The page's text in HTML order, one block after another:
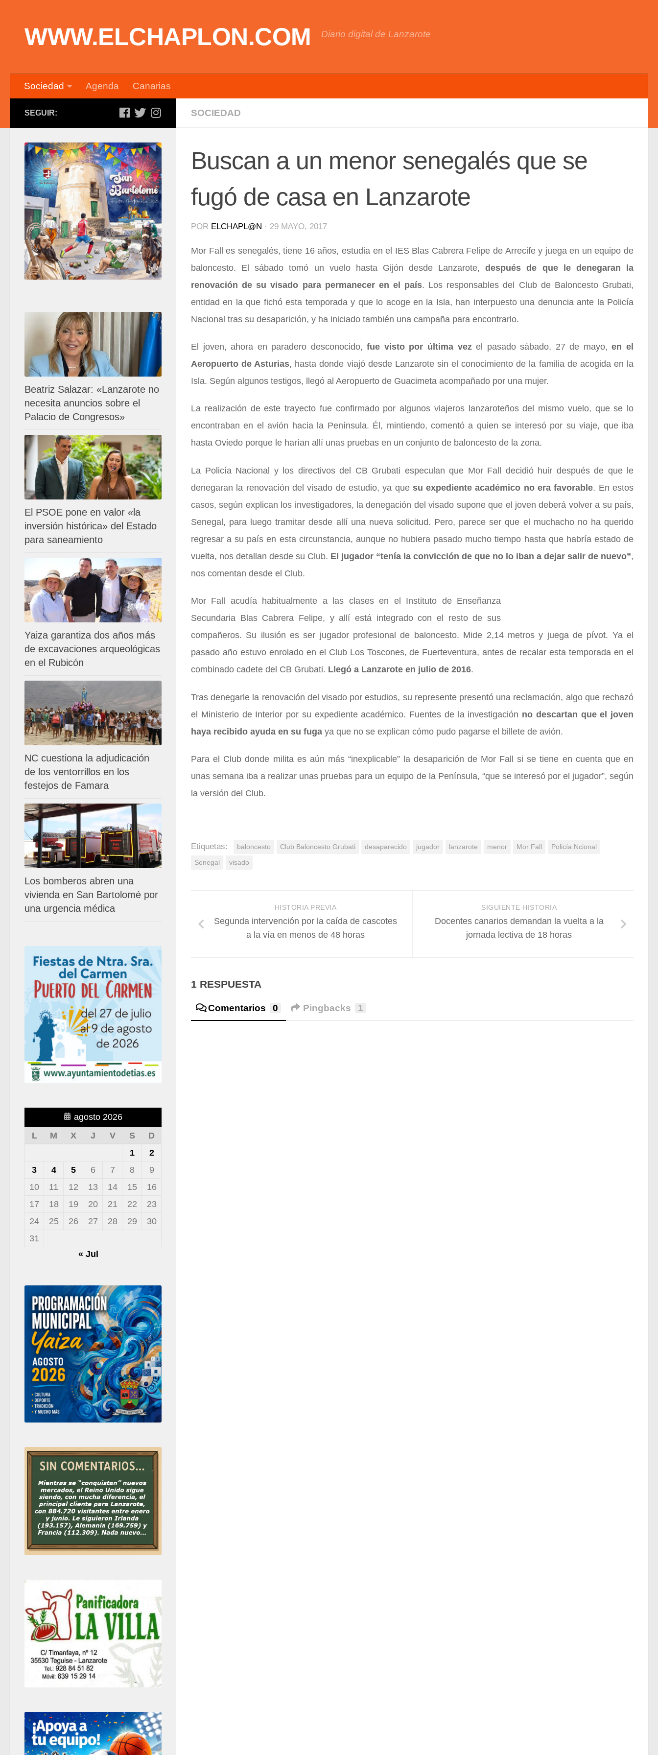
WWW.ELCHAPLON.COM Diario digital de Lanzarote
Sociedad Agenda Canarias
SOCIEDAD
Buscan a un menor senegalés que se
fugó de casa en Lanzarote
POR ELCHAPL@N · 29 MAYO, 2017
Mor Fall es senegalés, tiene 16 años, estudia en el IES Blas Cabrera Felipe de Arrecife y juega en un equipo de
baloncesto. El sábado tomó un vuelo hasta Gijón desde Lanzarote,después de que
le denegaran la
renovación de su visado para permanecer en el país. Los responsables del Club de Baloncesto Grubati,
entidad en la que fichó esta temporada y que lo acoge en la Isla, han interpuesto una denuncia ante la Policía
Nacional tras su desaparición, y ha iniciado también una campaña para encontrarlo.
El joven, ahora en paradero desconocido,fue visto por última vezel pasado sábado, 27 de mayo,en el
Aeropuerto de Asturias, hasta donde viajó desde Lanzarote sin el conocimiento de la familia de acogida en la
Isla. Según algunos testigos, llegó al Aeropuerto de Guacimeta acompañado por una mujer.
La realización de este trayecto fue confirmado por algunos viajeros lanzaroteños del mismo vuelo, que se lo
encontraban en el avión hacia la Península. Él, mintiendo, comentó a quien se interesó por su viaje, que iba
hasta Oviedo porque le harían allí unas pruebas en un conjunto de baloncesto de la zona.
La Policía Nacional y los directivos del CB Grubati especulan que Mor Fall decidió huir después de que le
denegaran la renovación del visado de estudio, ya que su expediente académico no era favorable. En estos
casos, según explican los investigadores, la denegación del visado supone que el joven deberá volver a su país,
Senegal, para luego tramitar desde allí una nueva solicitud. Pero, parece ser que el muchacho no ha querido
regresar a su país en esta circunstancia, aunque no hubiera pasado mucho tiempo hasta que habría estado de
vuelta, nos detallan desde su Club. El jugador “tenía la convicción de que no lo iban a dejar salir de nuevo”,
nos comentan desde el Club.
Mor Fall acudía habitualmente a las clases en el Instituto de Enseñanza
Secundaria Blas Cabrera Felipe, y allí está integrado con el resto de sus
compañeros. Su ilusión es ser jugador profesional de baloncesto. Mide 2,14 metros y juega de pívot. Ya el
pasado año estuvo enrolado en el Club Los Toscones, de Fuerteventura, antes de recalar esta temporada en el
combinado cadete del CB Grubati. Llegó a Lanzarote en julio de 2016.
Tras denegarle la renovación del visado por estudios, su represente presentó una reclamación, algo que rechazó
el Ministerio de Interior por su expediente académico. Fuentes de la investigación no descartan que el joven
haya recibido ayuda en su fuga ya que no se explican cómo pudo pagarse el billete de avión.
Para el Club donde milita es aún más “inexplicable” la desaparición de Mor Fall si se tiene en cuenta que en
unas semana iba a realizar unas pruebas para un equipo de la Península, “que se interesó por el jugador”, según
la versión del Club.
Etiquetas: baloncesto Club Baloncesto Grubati desaparecido jugador lanzarote menor Mor Fall
Policía Ncional
Senegal
visado
SIGUIENTE HISTORIA
Docentes canarios demandan la vuelta a la
jornada lectiva de 18 horas
HISTORIA PREVIA
Segunda intervención por la caída de cascotes
a la vía en menos de 48 horas
1 RESPUESTA
Comentarios 0 Pingbacks 1
SEGUIR:
Beatriz Salazar: «Lanzarote no
necesita anuncios sobre el
Palacio de Congresos»
El PSOE pone en valor «la
inversión histórica» del Estado
para saneamiento
Yaiza garantiza dos años más
de excavaciones arqueológicas
en el Rubicón
NC cuestiona la adjudicación
de los ventorrillos en los
festejos de Famara
Los bomberos abren una
vivienda en San Bartolomé por
una urgencia médica
agosto 2026
L
M X J V S
D
1
2
3
4 5 6 7 8
9
10
11 12 13 14 15
16
17
18 19 20 21 22
23
24
25 26 27 28 29
30
31
« Jul